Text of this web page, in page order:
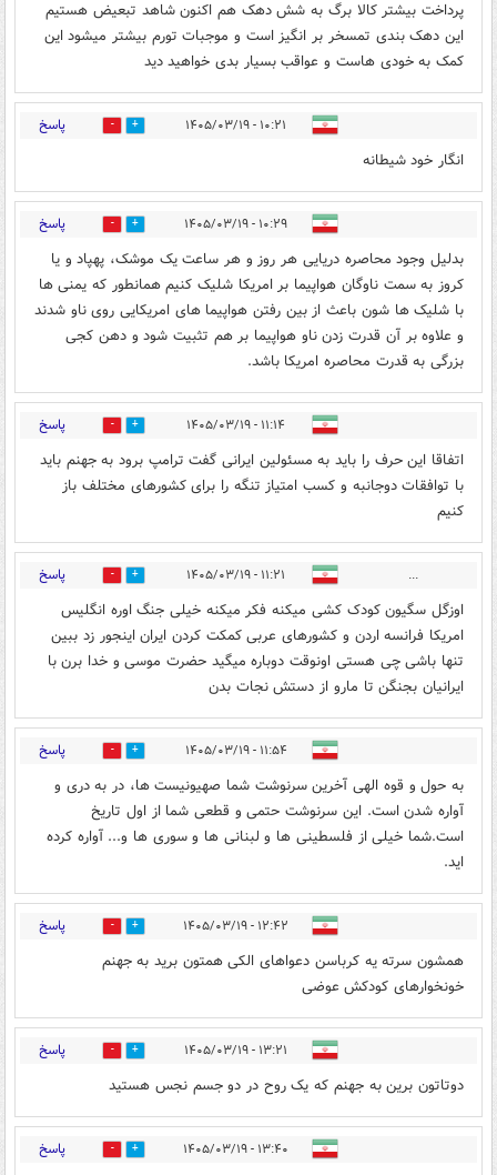
پرداخت بیشتر کالا برگ به شش دهک هم اکنون شاهد تبعیض هستیم
این دهک بندی تمسخر بر انگیز است و موجبات تورم بیشتر میشود این
کمک به خودی هاست و عواقب بسیار بدی خواهید دید
۱۰:۲۱ - ۱۴۰۵/۰۳/۱۹ 11 پاسخ
انگار خود شیطانه
۱۰:۲۹ - ۱۴۰۵/۰۳/۱۹ 0 پاسخ
بدلیل وجود محاصره دریایی هر روز و هر ساعت یک موشک، پهپاد و یا
کروز به سمت ناوگان هواپیما بر امریکا شلیک کنیم همانطور که یمنی ها
با شلیک ها شون باعث از بین رفتن هواپیما های امریکایی روی ناو شدند
و علاوه بر آن قدرت زدن ناو هواپیما بر هم تثبیت شود و دهن کجی
بزرگی به قدرت محاصره امریکا باشد.
۱۱:۱۴ - ۱۴۰۵/۰۳/۱۹ 0 پاسخ
اتفاقا این حرف را باید به مسئولین ایرانی گفت ترامپ برود به جهنم باید
با توافقات دوجانبه و کسب امتیاز تنگه را برای کشورهای مختلف باز
کنیم
... ۱۱:۲۱ - ۱۴۰۵/۰۳/۱۹ 0 پاسخ
اوزگل سگیون کودک کشی میکنه فکر میکنه خیلی جنگ اوره انگلیس
امریکا فرانسه اردن و کشورهای عربی کمکت کردن ایران اینجور زد ببین
تنها باشی چی هستی اونوقت دوباره میگید حضرت موسی و خدا برن با
ایرانیان بجنگن تا مارو از دستش نجات بدن
۱۱:۵۴ - ۱۴۰۵/۰۳/۱۹ 0 پاسخ
به حول و قوه الهی آخرین سرنوشت شما صهیونیست ها، در به دری و
آواره شدن است. این سرنوشت حتمی و قطعی شما از اول تاریخ
است.شما خیلی از فلسطینی ها و لبنانی ها و سوری ها و... آواره کرده
اید.
۱۲:۴۲ - ۱۴۰۵/۰۳/۱۹ 0 پاسخ
همشون سرته یه کرباسن دعواهای الکی همتون برید به جهنم
خونخوارهای کودکش عوضی
۱۳:۲۱ - ۱۴۰۵/۰۳/۱۹ 3 پاسخ
دوتاتون برین به جهنم که یک روح در دو جسم نجس هستید
۱۳:۴۰ - ۱۴۰۵/۰۳/۱۹ 3 پاسخ